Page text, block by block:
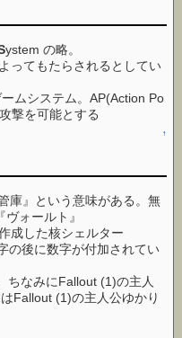
ystem の略。
ってもたらされるとしてい
ムシステム。AP(Action Po
撃を可能とする
↑
庫』という意味がある。無
ォールト』
成した核シェルター
の後に数字が付加されてい
ちなみにFallout (1)の主人
Fallout (1)の主人公ゆかり